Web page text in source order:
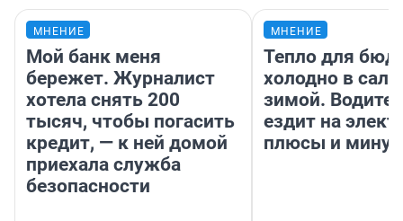
МНЕНИЕ
Мой банк меня
бережет. Журналист
хотела снять 200
тысяч, чтобы погасить
кредит, — к ней домой
приехала служба
безопасности
МНЕНИЕ
Тепло для
холодно в
зимой.
ездит на
плюсы и